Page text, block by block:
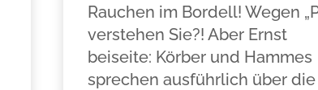
Rauchen im Bordell! Wegen
verstehen Sie?! Aber Ernst
beiseite: Körber und Hammes
sprechen ausführlich über die